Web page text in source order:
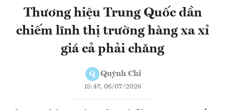
Thương hiệu Trung Quốc dần
chiếm lĩnh thị trường hàng xa xỉ
giá cả phải chăng
Q Quỳnh Chi
18:47, 06/07/2026